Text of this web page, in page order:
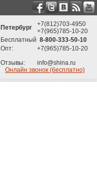
Петербург
+7(812)703-4950
+7(965)785-10-20
Бесплатный 8-800-333-50-10
Опт:
+7(965)785-10-20
Отзывы:
info@shina.ru
Онлайн звонок (бесплатно)